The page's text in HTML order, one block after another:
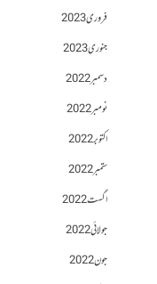
فروری 2023
جنوری 2023
دسمبر 2022
نومبر 2022
اکتوبر 2022
ستمبر 2022
اگست 2022
جولائی 2022
جون 2022